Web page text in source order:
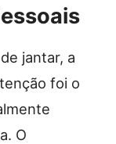
jantar, a
foi o
O